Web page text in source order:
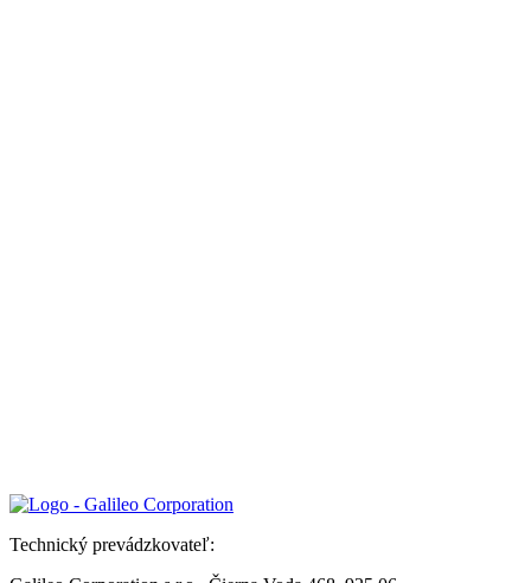
Technický prevádzkovateľ: